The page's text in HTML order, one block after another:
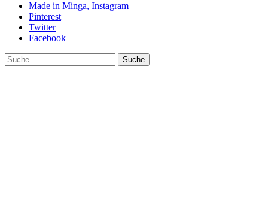
Made in Minga, Instagram
Pinterest
Twitter
Facebook
Suche